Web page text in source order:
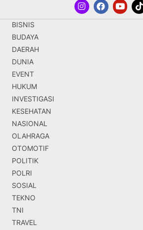
BISNIS
BUDAYA
DAERAH
DUNIA
EVENT
HUKUM
INVESTIGASI
KESEHATAN
NASIONAL
OLAHRAGA
OTOMOTIF
POLITIK
POLRI
SOSIAL
TEKNO
TNI
TRAVEL